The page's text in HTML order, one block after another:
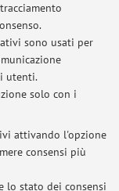
sono usati per
utenti.
solo con i
attivando l'opzione
consensi più
lo stato dei consensi